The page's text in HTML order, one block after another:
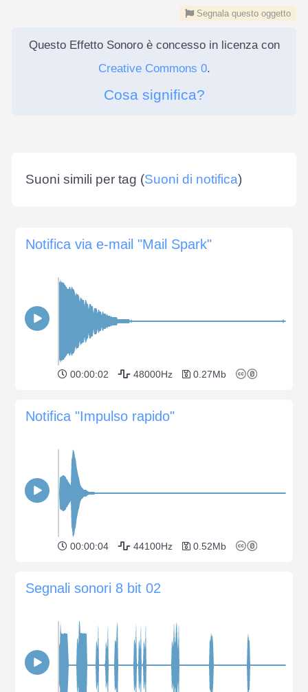
Segnala questo oggetto
Questo Effetto Sonoro è concesso in licenza con
Creative Commons 0.
Cosa significa?
Suoni simili per tag (Suoni di notifica)
Notifica via e-mail "Mail Spark"
00:00:02 48000Hz 0.27Mb
Notifica "Impulso rapido"
00:00:04 44100Hz 0.52Mb
Segnali sonori 8 bit 02